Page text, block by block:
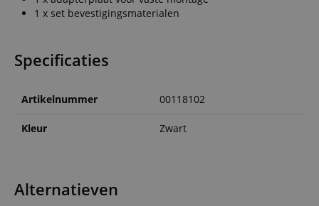
1 x set bevestigingsmaterialen
Specificaties
Artikelnummer 00118102
Kleur Zwart
Alternatieven